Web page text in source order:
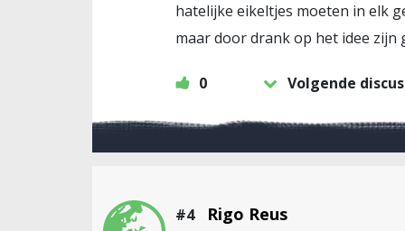
hatelijke eikeltjes moeten in elk
maar door drank op het idee
0 Volgende
#4 Rigo Reus